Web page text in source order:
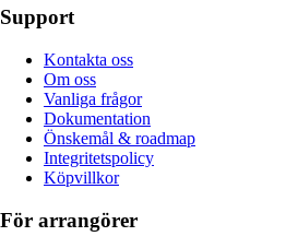
Support
Kontakta oss
Om oss
Vanliga frågor
Dokumentation
Önskemål & roadmap
Integritetspolicy
Köpvillkor
För arrangörer